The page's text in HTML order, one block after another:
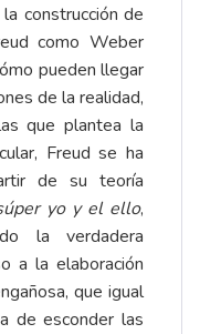
construcción de
como Weber
pueden llegar
de la realidad,
que plantea la
Freud se ha
de su teoría
yo y el ello,
la verdadera
a la elaboración
que igual
de esconder las